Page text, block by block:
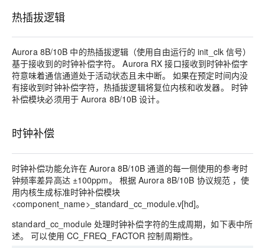
热插拔逻辑
Aurora 8B/10B 中的热插拔逻辑（使用自由运行的 init_clk 信号）
基于接收到的时钟补偿字符。 Aurora RX 接口接收到时钟补偿字
符意味着通信通道处于活动状态且未中断。 如果在预定时间内没
有接收到时钟补偿字符，热插拔逻辑将复位内核和收发器。 时钟
补偿模块必须用于 Aurora 8B/10B 设计。
时钟补偿
时钟补偿功能允许在 Aurora 8B/10B 通道的每一侧使用的参考时
钟频率差异高达 ±100ppm。 根据 Aurora 8B/10B 协议规范 ，使
用内核生成标准时钟补偿模块
<component_name>_standard_cc_module.v[hd]。
standard_cc_module 处理时钟补偿字符的生成周期，如下表中所
述。 可以使用 CC_FREQ_FACTOR 控制周期性。